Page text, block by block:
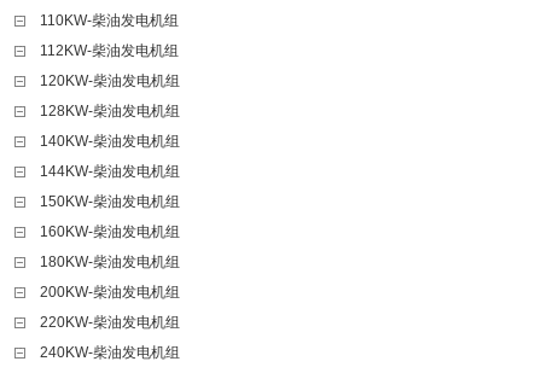
110KW-柴油发电机组
112KW-柴油发电机组
120KW-柴油发电机组
128KW-柴油发电机组
140KW-柴油发电机组
144KW-柴油发电机组
150KW-柴油发电机组
160KW-柴油发电机组
180KW-柴油发电机组
200KW-柴油发电机组
220KW-柴油发电机组
240KW-柴油发电机组